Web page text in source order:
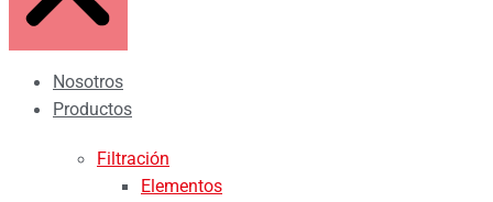
Nosotros
Productos
Filtración
Elementos